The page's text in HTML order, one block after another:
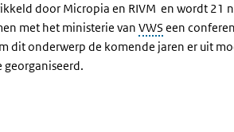
door Micropia en RIVM en wordt 21
met het ministerie van VWS een
onderwerp de komende jaren er uit